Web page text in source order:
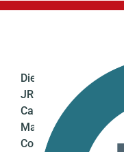
Die
JRC
Capital
Management
Consultancy